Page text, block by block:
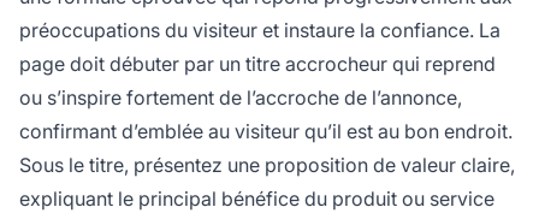
préoccupations du visiteur et instaure la confiance. La
page doit débuter par un titre accrocheur qui reprend
ou s’inspire fortement de l’accroche de l’annonce,
confirmant d’emblée au visiteur qu’il est au bon endroit.
Sous le titre, présentez une proposition de valeur claire,
expliquant le principal bénéfice du produit ou service